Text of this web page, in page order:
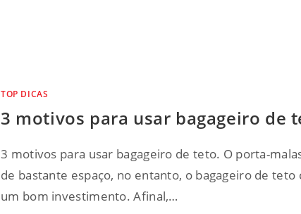
TOP DICAS
3 motivos para usar bagageiro de
3 motivos para usar bagageiro de teto. O porta-
de bastante espaço, no entanto, o bagageiro de teto
um bom investimento. Afinal,…